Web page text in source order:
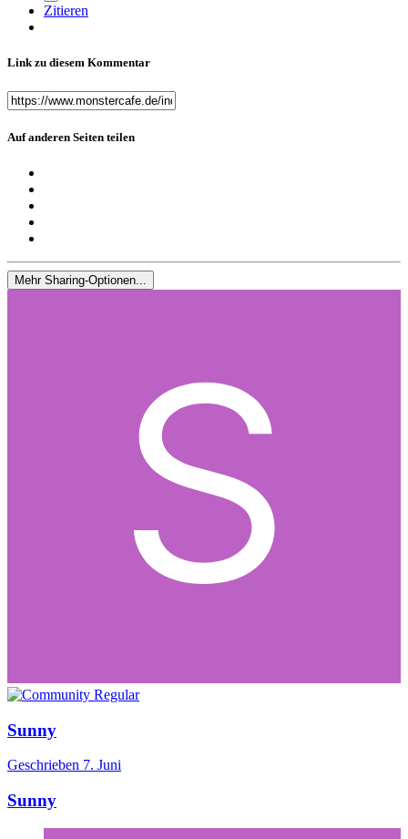
Zitieren
Link zu diesem Kommentar
Auf anderen Seiten teilen
Mehr Sharing-Optionen...
Sunny
Geschrieben 7. Juni
Sunny